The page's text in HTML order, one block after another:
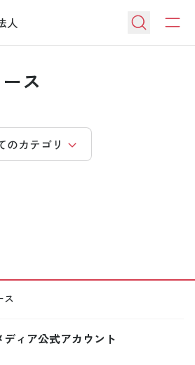
人
ス
ス
ィア公式アカウント